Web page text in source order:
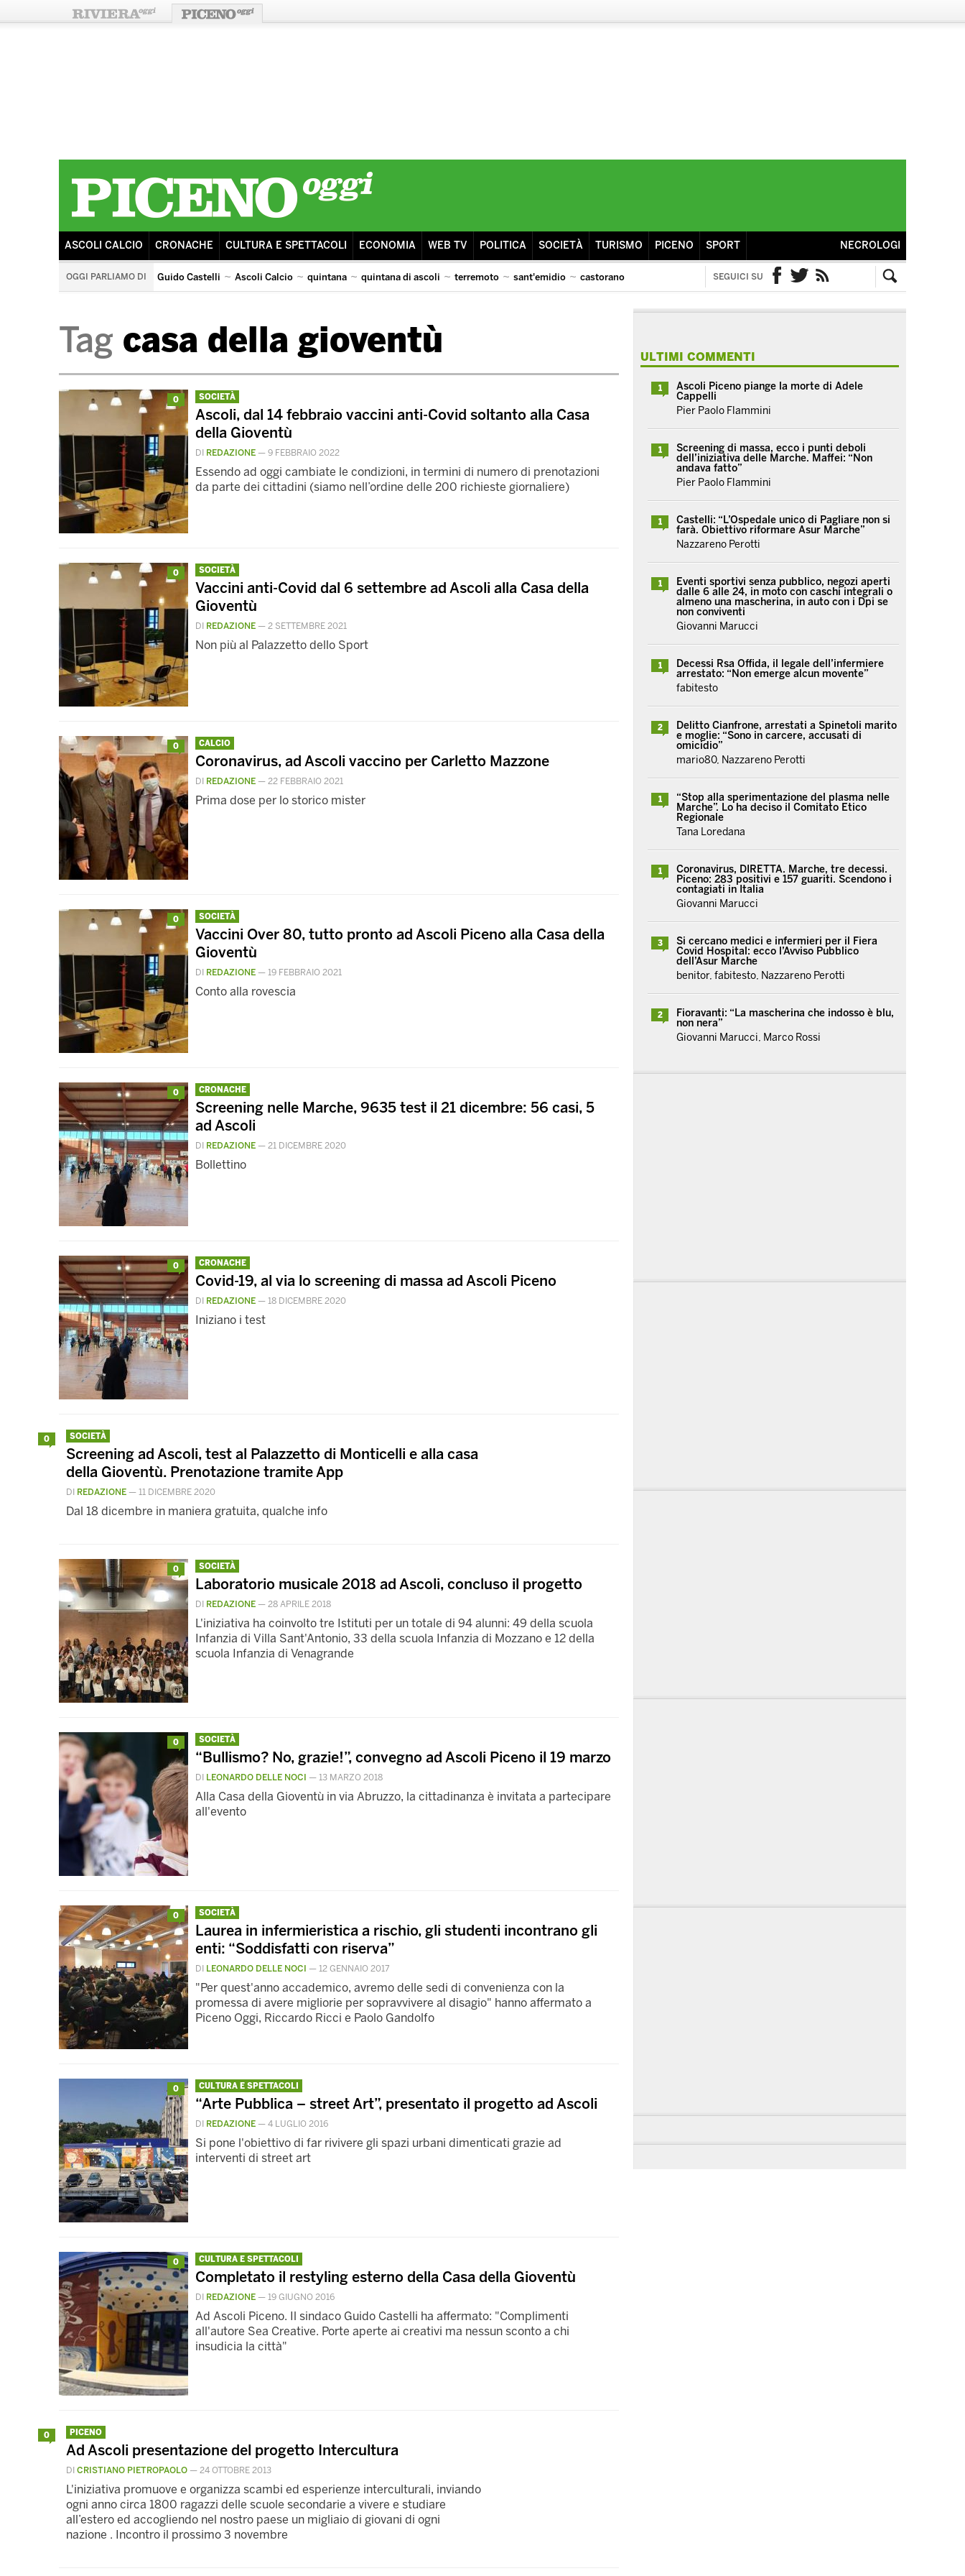
ASCOLI CALCIO CRONACHE CULTURA E SPETTACOLI ECONOMIA WEB TV POLITICA SOCIETÀ TURISMO PICENO SPORT NECROLOGI
OGGI PARLIAMO DI Guido Castelli Ascoli Calcio quintana quintana di ascoli terremoto sant'emidio castorano SEGUICI SU
Tag casa della gioventù
0 SOCIETÀ
Ascoli, dal 14 febbraio vaccini anti-Covid soltanto alla Casa
della Gioventù
DI REDAZIONE — 9 FEBBRAIO 2022
Essendo ad oggi cambiate le condizioni, in termini di numero di prenotazioni
da parte dei cittadini (siamo nell’ordine delle 200 richieste giornaliere)
0 SOCIETÀ
Vaccini anti-Covid dal 6 settembre ad Ascoli alla Casa della
Gioventù
DI REDAZIONE — 2 SETTEMBRE 2021
Non più al Palazzetto dello Sport
0 CALCIO
Coronavirus, ad Ascoli vaccino per Carletto Mazzone
DI REDAZIONE — 22 FEBBRAIO 2021
Prima dose per lo storico mister
0 SOCIETÀ
Vaccini Over 80, tutto pronto ad Ascoli Piceno alla Casa della
Gioventù
DI REDAZIONE — 19 FEBBRAIO 2021
Conto alla rovescia
0 CRONACHE
Screening nelle Marche, 9635 test il 21 dicembre: 56 casi, 5
ad Ascoli
DI REDAZIONE — 21 DICEMBRE 2020
Bollettino
0 CRONACHE
Covid-19, al via lo screening di massa ad Ascoli Piceno
DI REDAZIONE — 18 DICEMBRE 2020
Iniziano i test
0 SOCIETÀ
Screening ad Ascoli, test al Palazzetto di Monticelli e alla casa
della Gioventù. Prenotazione tramite App
DI REDAZIONE — 11 DICEMBRE 2020
Dal 18 dicembre in maniera gratuita, qualche info
0 SOCIETÀ
Laboratorio musicale 2018 ad Ascoli, concluso il progetto
DI REDAZIONE — 28 APRILE 2018
L'iniziativa ha coinvolto tre Istituti per un totale di 94 alunni: 49 della scuola
Infanzia di Villa Sant'Antonio, 33 della scuola Infanzia di Mozzano e 12 della
scuola Infanzia di Venagrande
0 SOCIETÀ
“Bullismo? No, grazie!”, convegno ad Ascoli Piceno il 19 marzo
DI LEONARDO DELLE NOCI — 13 MARZO 2018
Alla Casa della Gioventù in via Abruzzo, la cittadinanza è invitata a partecipare
all'evento
0 SOCIETÀ
Laurea in infermieristica a rischio, gli studenti incontrano gli
enti: “Soddisfatti con riserva”
DI LEONARDO DELLE NOCI — 12 GENNAIO 2017
"Per quest'anno accademico, avremo delle sedi di convenienza con la
promessa di avere migliorie per sopravvivere al disagio" hanno affermato a
Piceno Oggi, Riccardo Ricci e Paolo Gandolfo
0 CULTURA E SPETTACOLI
“Arte Pubblica – street Art”, presentato il progetto ad Ascoli
DI REDAZIONE — 4 LUGLIO 2016
Si pone l'obiettivo di far rivivere gli spazi urbani dimenticati grazie ad
interventi di street art
0 CULTURA E SPETTACOLI
Completato il restyling esterno della Casa della Gioventù
DI REDAZIONE — 19 GIUGNO 2016
Ad Ascoli Piceno. Il sindaco Guido Castelli ha affermato: "Complimenti
all'autore Sea Creative. Porte aperte ai creativi ma nessun sconto a chi
insudicia la città"
0 PICENO
Ad Ascoli presentazione del progetto Intercultura
DI CRISTIANO PIETROPAOLO — 24 OTTOBRE 2013
L'iniziativa promuove e organizza scambi ed esperienze interculturali, inviando
ogni anno circa 1800 ragazzi delle scuole secondarie a vivere e studiare
all’estero ed accogliendo nel nostro paese un migliaio di giovani di ogni
nazione . Incontro il prossimo 3 novembre
ULTIMI COMMENTI
1
Ascoli Piceno piange la morte di Adele
Cappelli
Pier Paolo Flammini
1
Screening di massa, ecco i punti deboli
dell’iniziativa delle Marche. Maffei: “Non
andava fatto”
Pier Paolo Flammini
1
Castelli: “L’Ospedale unico di Pagliare non si
farà. Obiettivo riformare Asur Marche”
Nazzareno Perotti
1
Eventi sportivi senza pubblico, negozi aperti
dalle 6 alle 24, in moto con caschi integrali o
almeno una mascherina, in auto con i Dpi se
non conviventi
Giovanni Marucci
1
Decessi Rsa Offida, il legale dell’infermiere
arrestato: “Non emerge alcun movente”
fabitesto
2
Delitto Cianfrone, arrestati a Spinetoli marito
e moglie: “Sono in carcere, accusati di
omicidio”
mario80, Nazzareno Perotti
1
“Stop alla sperimentazione del plasma nelle
Marche”. Lo ha deciso il Comitato Etico
Regionale
Tana Loredana
1
Coronavirus, DIRETTA. Marche, tre decessi.
Piceno: 283 positivi e 157 guariti. Scendono i
contagiati in Italia
Giovanni Marucci
3
Si cercano medici e infermieri per il Fiera
Covid Hospital: ecco l’Avviso Pubblico
dell’Asur Marche
benitor, fabitesto, Nazzareno Perotti
2
Fioravanti: “La mascherina che indosso è blu,
non nera”
Giovanni Marucci, Marco Rossi